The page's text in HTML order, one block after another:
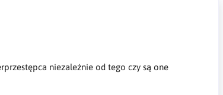
niezależnie od tego czy są one